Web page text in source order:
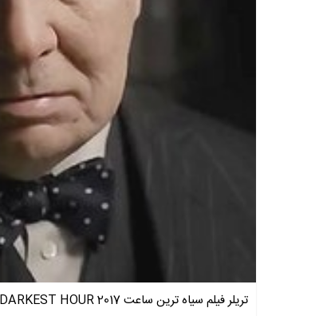
تریلر فیلم سیاه ترین ساعت DARKEST HOUR 2017